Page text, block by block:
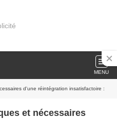
MENU
d'une réintégration insatisfactoire :
et nécessaires